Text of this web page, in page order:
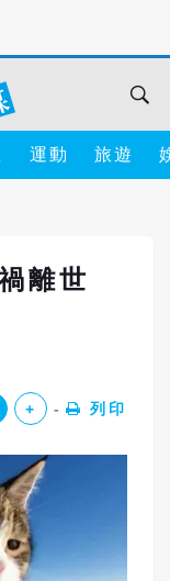
運動 旅遊
離世
+ 列印